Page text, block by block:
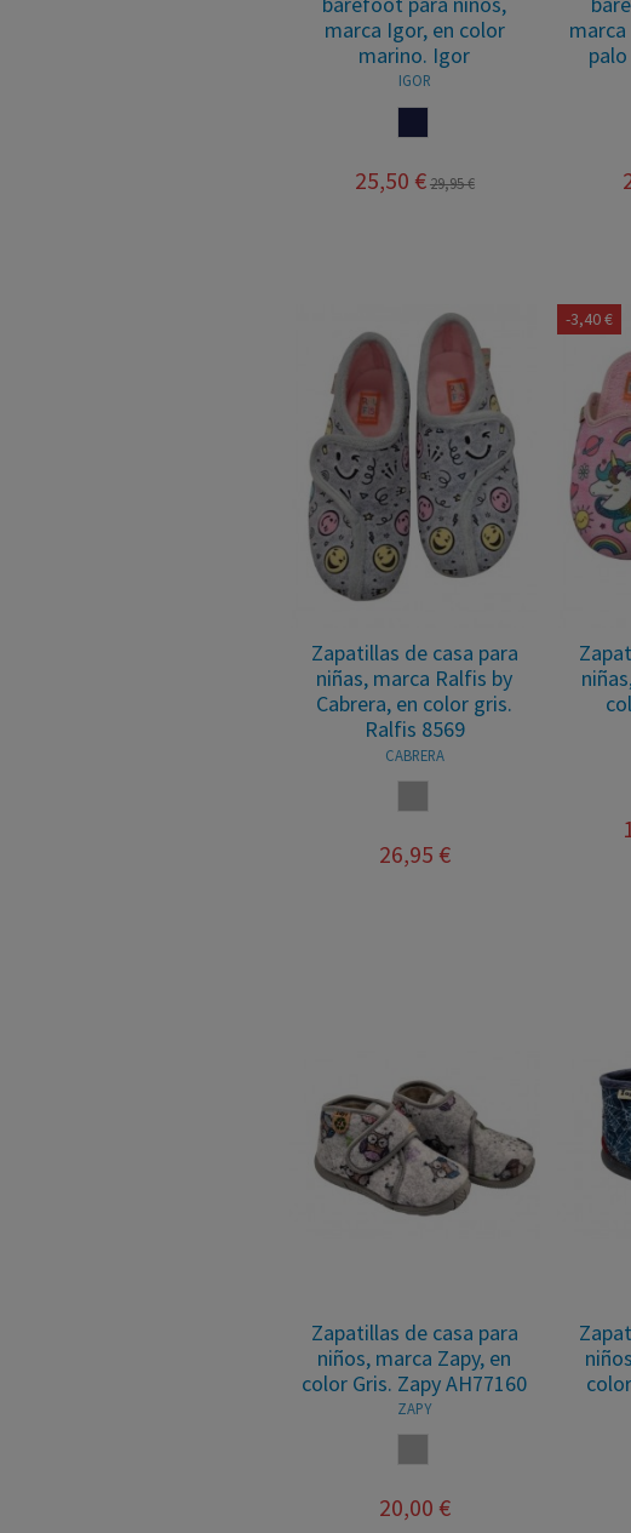
marca Igor, en color
marino. Igor
IGOR
25,50 €29,95 €
Zapatillas de casa para
niñas, marca Ralfis by
Cabrera, en color gris.
Ralfis 8569
CABRERA
26,95 €
-3,40 €
Zapatillas de casa para
niños, marca Zapy, en
color Gris. Zapy AH77160
ZAPY
20,00 €